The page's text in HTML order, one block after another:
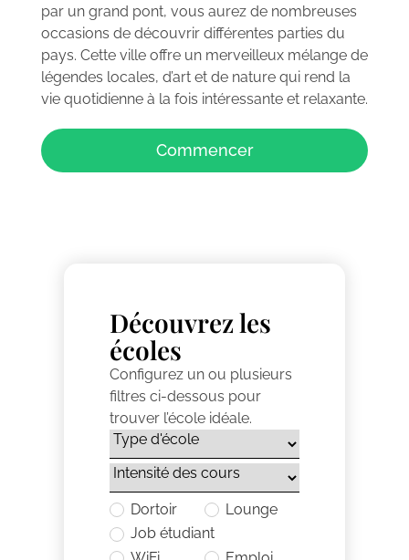
par un grand pont, vous aurez de nombreuses
occasions de découvrir différentes parties du
pays. Cette ville offre un merveilleux mélange de
légendes locales, d’art et de nature qui rend la
vie quotidienne à la fois intéressante et relaxante.
Commencer
Découvrez les
écoles
Configurez un ou plusieurs
filtres ci-dessous pour
trouver l’école idéale.
Dortoir
Lounge
Job étudiant